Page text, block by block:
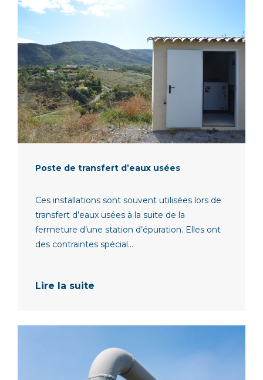
Poste de transfert d’eaux usées
Ces installations sont souvent utilisées lors de
transfert d’eaux usées à la suite de la
fermeture d’une station d’épuration. Elles ont
des contraintes spécial...
Lire la suite